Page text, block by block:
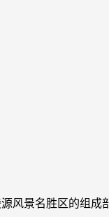
风景名胜区的组